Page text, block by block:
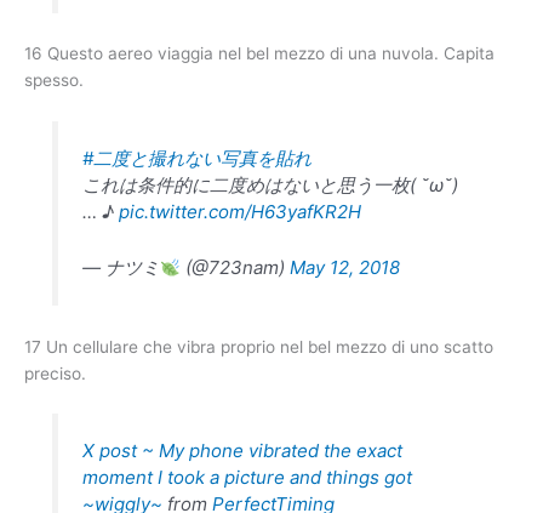
16 Questo aereo viaggia nel bel mezzo di una nuvola. Capita
spesso.
#二度と撮れない写真を貼れ
これは条件的に二度めはないと思う一枚( ˘ω˘)
… ♪ pic.twitter.com/H63yafKR2H
— ナツミ (@723nam) May 12, 2018
17 Un cellulare che vibra proprio nel bel mezzo di uno scatto
preciso.
X post ~ My phone vibrated the exact
moment I took a picture and things got
~wiggly~ from PerfectTiming